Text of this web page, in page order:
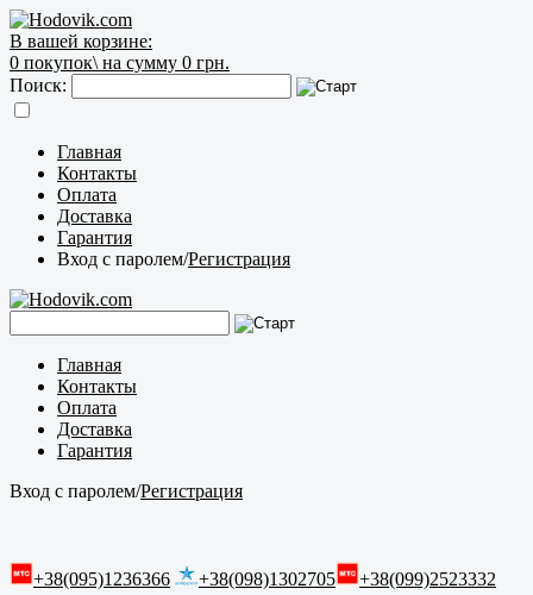
В вашей корзине:
0 покупок\ на сумму 0 грн.
Поиск:
Главная
Контакты
Оплата
Доставка
Гарантия
Вход с паролем/Регистрация
Главная
Контакты
Оплата
Доставка
Гарантия
Вход с паролем/Регистрация
+38(095)1236366 +38(098)1302705 +38(099)2523332